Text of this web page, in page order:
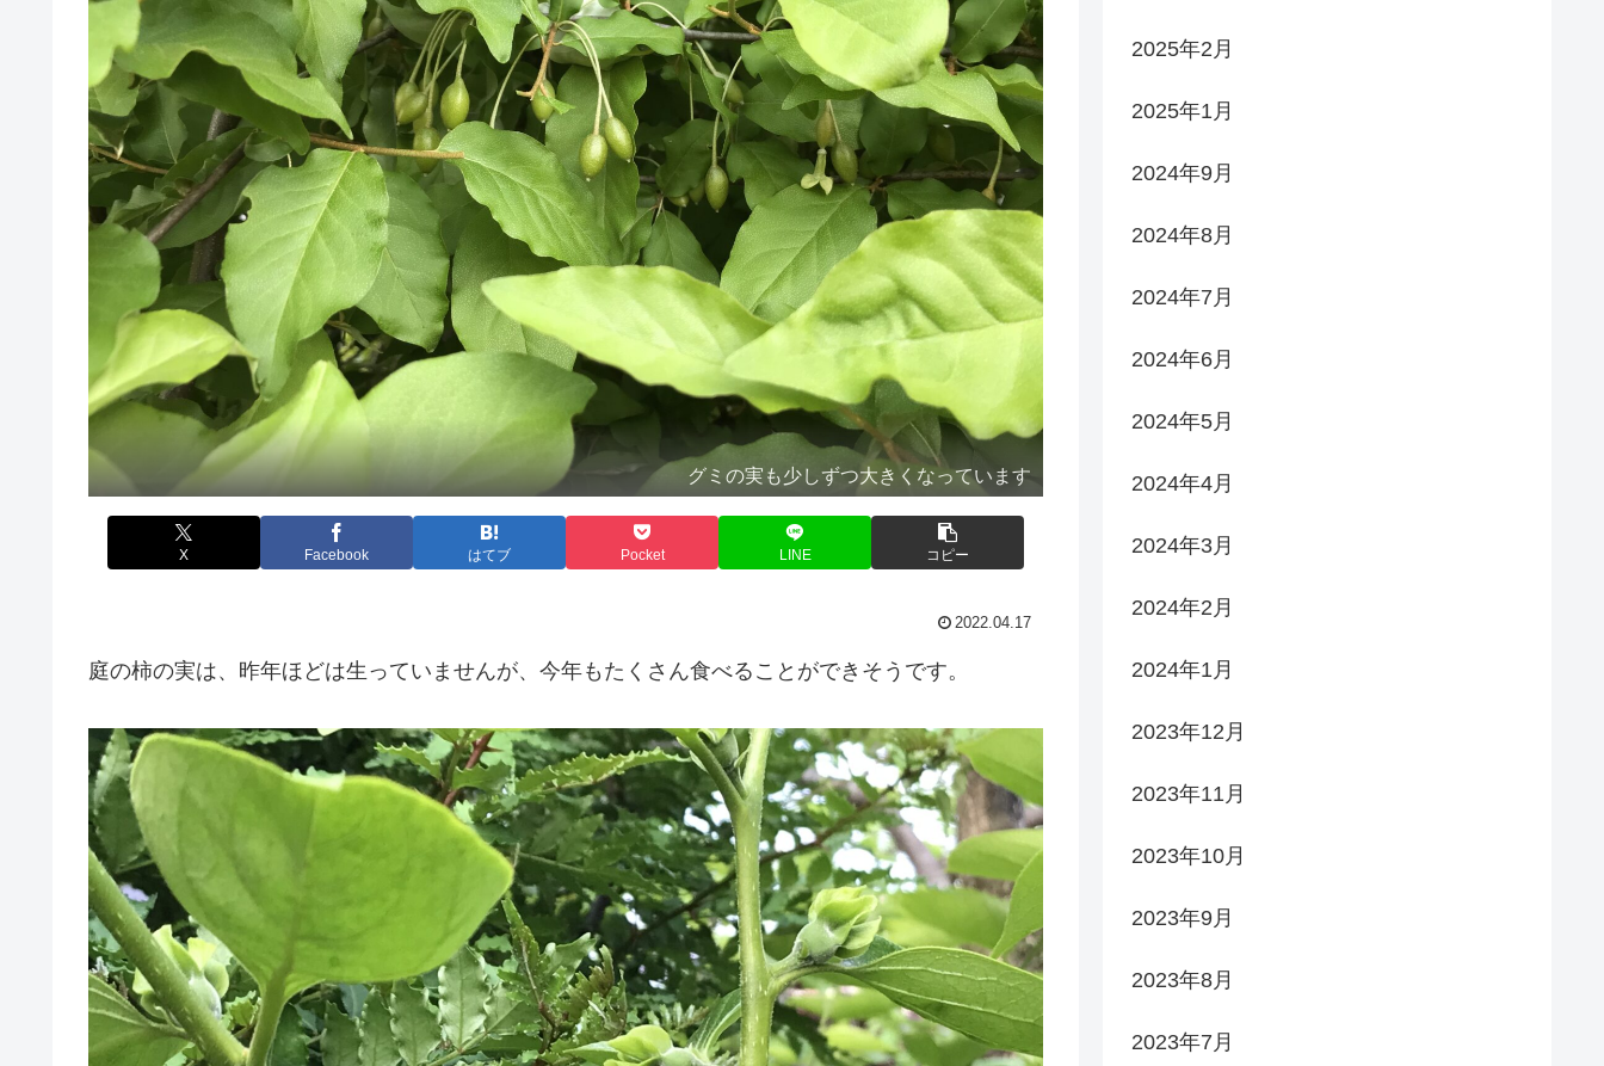
グミの実も少しずつ大きくなっています
X Facebook はてブ Pocket LINE コピー
2022.04.17
庭の柿の実は、昨年ほどは生っていませんが、今年もたくさん食べることができそうです。
2025年2月
2025年1月
2024年9月
2024年8月
2024年7月
2024年6月
2024年5月
2024年4月
2024年3月
2024年2月
2024年1月
2023年12月
2023年11月
2023年10月
2023年9月
2023年8月
2023年7月